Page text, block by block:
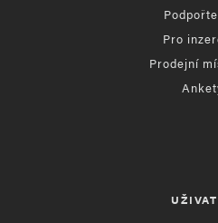
Pro
Prodejní